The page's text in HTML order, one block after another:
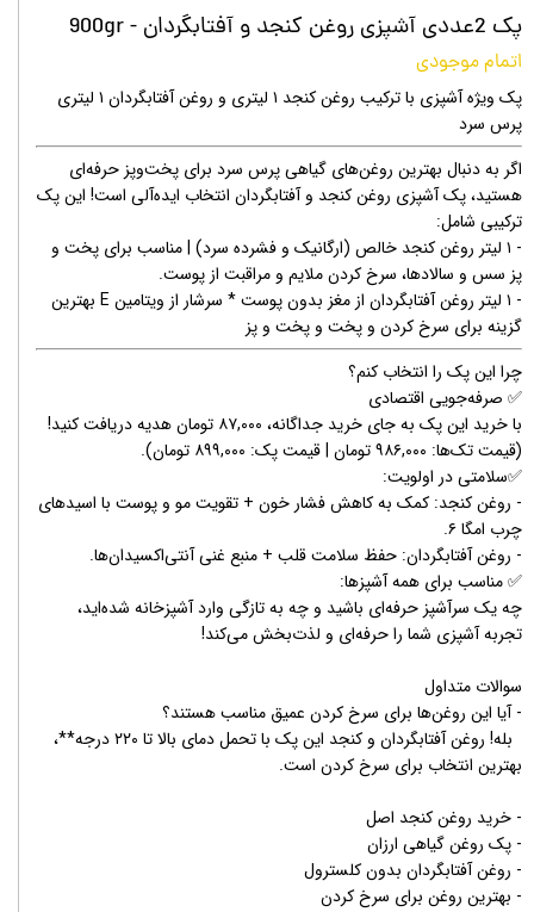
پک 2عددی آشپزی روغن کنجد و آفتابگردان - 900gr
اتمام موجودی
پک ویژه آشپزی با ترکیب روغن کنجد ۱ لیتری و روغن آفتابگردان ۱ لیتری
پرس سرد
اگر به دنبال بهترین روغن‌های گیاهی پرس سرد برای پخت‌وپز حرفه‌ای
هستید، پک آشپزی روغن کنجد و آفتابگردان انتخاب ایده‌آلی است! این پک
ترکیبی شامل:
- ۱ لیتر روغن کنجد خالص (ارگانیک و فشرده سرد) | مناسب برای پخت و
پز سس و سالادها، سرخ کردن ملایم و مراقبت از پوست.
- ۱ لیتر روغن آفتابگردان از مغز بدون پوست * سرشار از ویتامین E بهترین
گزینه برای سرخ کردن و پخت و پخت و پز
چرا این پک را انتخاب کنم؟
✅ صرفه‌جویی اقتصادی
با خرید این پک به جای خرید جداگانه، ۸۷,۰۰۰ تومان هدیه دریافت کنید!
(قیمت تک‌ها: ۹۸۶,۰۰۰ تومان | قیمت پک: ۸۹۹,۰۰۰ تومان).
✅سلامتی در اولویت:
- روغن کنجد: کمک به کاهش فشار خون + تقویت مو و پوست با اسیدهای
چرب امگا ۶.
- روغن آفتابگردان: حفظ سلامت قلب + منبع غنی آنتی‌اکسیدان‌ها.
✅ مناسب برای همه آشپزها:
چه یک سرآشپز حرفه‌ای باشید و چه به تازگی وارد آشپزخانه شده‌اید،
تجربه آشپزی شما را حرفه‌ای و لذت‌بخش می‌کند!
سوالات متداول
- آیا این روغن‌ها برای سرخ کردن عمیق مناسب هستند؟
بله! روغن آفتابگردان و کنجد این پک با تحمل دمای بالا تا ۲۲۰ درجه**،
بهترین انتخاب برای سرخ کردن است.
- خرید روغن کنجد اصل
- پک روغن گیاهی ارزان
- روغن آفتابگردان بدون کلسترول
- بهترین روغن برای سرخ کردن